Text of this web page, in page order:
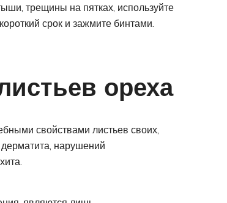
трещины на пятках, используйте
срок и зажмите бинтами.
ореха
свойствами листьев своих,
нарушений